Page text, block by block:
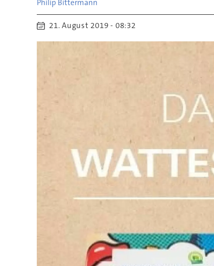
Philip Bittermann
21. August 2019 - 08:32